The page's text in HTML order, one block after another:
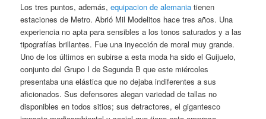
Los tres puntos, además,equipacion de alemania tienen
estaciones de Metro. Abrió Mil Modelitos hace tres años. Una
experiencia no apta para sensibles a los tonos saturados y a las
tipografías brillantes. Fue una inyección de moral muy grande.
Uno de los últimos en subirse a esta moda ha sido el Guijuelo,
conjunto del Grupo I de Segunda B que este miércoles
presentaba una elástica que no dejaba indiferentes a sus
aficionados. Sus defensores alegan variedad de tallas no
disponibles en todos sitios; sus detractores, el gigantesco